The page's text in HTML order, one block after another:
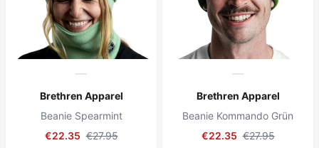
Brethren Apparel
Beanie Spearmint
€22.35 €27.95
Brethren Apparel
Beanie Kommando Grün
€22.35 €27.95